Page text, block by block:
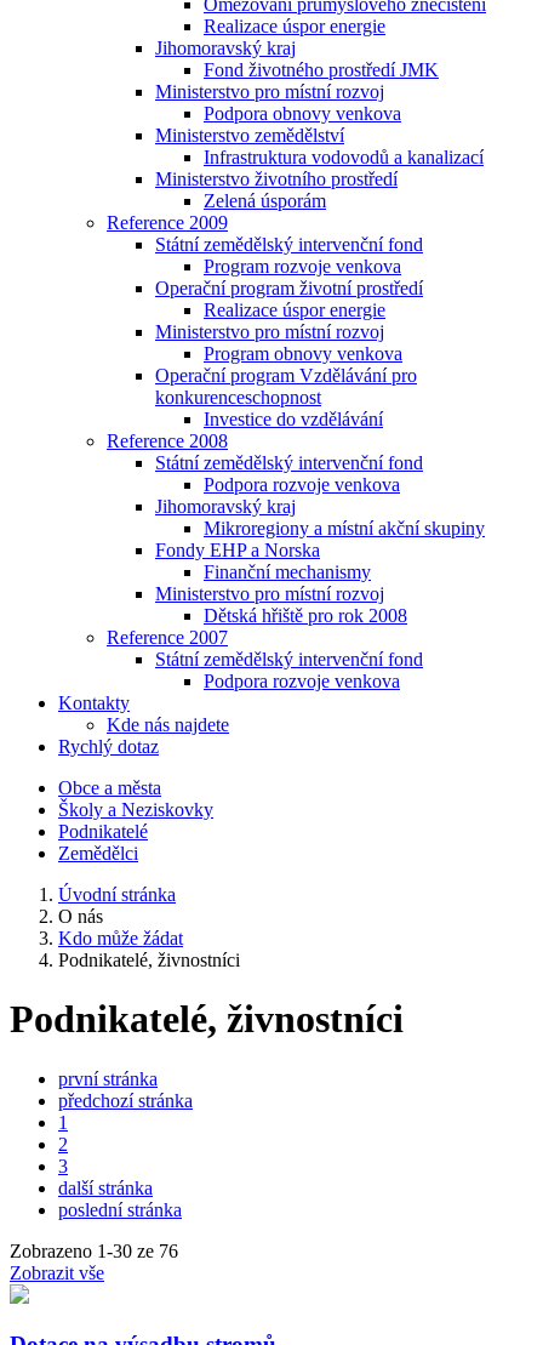
Omezování průmyslového znečištění
Realizace úspor energie
Jihomoravský kraj
Fond životného prostředí JMK
Ministerstvo pro místní rozvoj
Podpora obnovy venkova
Ministerstvo zemědělství
Infrastruktura vodovodů a kanalizací
Ministerstvo životního prostředí
Zelená úsporám
Reference 2009
Státní zemědělský intervenční fond
Program rozvoje venkova
Operační program životní prostředí
Realizace úspor energie
Ministerstvo pro místní rozvoj
Program obnovy venkova
Operační program Vzdělávání pro
konkurenceschopnost
Investice do vzdělávání
Reference 2008
Státní zemědělský intervenční fond
Podpora rozvoje venkova
Jihomoravský kraj
Mikroregiony a místní akční skupiny
Fondy EHP a Norska
Finanční mechanismy
Ministerstvo pro místní rozvoj
Dětská hřiště pro rok 2008
Reference 2007
Státní zemědělský intervenční fond
Podpora rozvoje venkova
Kontakty
Kde nás najdete
Rychlý dotaz
Obce a města
Školy a Neziskovky
Podnikatelé
Zemědělci
Úvodní stránka
O nás
Kdo může žádat
Podnikatelé, živnostníci
Podnikatelé, živnostníci
první stránka
předchozí stránka
1
2
3
další stránka
poslední stránka
Zobrazeno 1-30 ze 76
Zobrazit vše